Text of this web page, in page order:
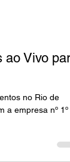
ao Vivo
no Rio de